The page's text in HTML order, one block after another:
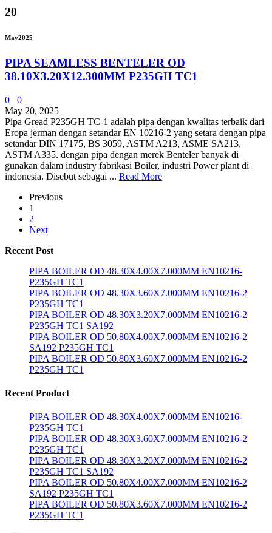
20
May2025
PIPA SEAMLESS BENTELER OD
38.10X3.20X12.300MM P235GH TC1
0
0
May 20, 2025
Pipa Gread P235GH TC-1 adalah pipa dengan kwalitas terbaik dari
Eropa jerman dengan setandar EN 10216-2 yang setara dengan pipa
setandar DIN 17175, BS 3059, ASTM A213, ASME SA213,
ASTM A335. dengan pipa dengan merek Benteler banyak di
gunakan dalam industry fabrikasi Boiler, industri Power plant di
indonesia. Disebut sebagai ... Read More
Previous
1
2
Next
Recent Post
PIPA BOILER OD 48.30X4.00X7.000MM EN10216-
P235GH TC1
PIPA BOILER OD 48.30X3.60X7.000MM EN10216-2
P235GH TC1
PIPA BOILER OD 48.30X3.20X7.000MM EN10216-2
P235GH TC1 SA192
PIPA BOILER OD 50.80X4.00X7.000MM EN10216-2
SA192 P235GH TC1
PIPA BOILER OD 50.80X3.60X7.000MM EN10216-2
P235GH TC1
Recent Product
PIPA BOILER OD 48.30X4.00X7.000MM EN10216-
P235GH TC1
PIPA BOILER OD 48.30X3.60X7.000MM EN10216-2
P235GH TC1
PIPA BOILER OD 48.30X3.20X7.000MM EN10216-2
P235GH TC1 SA192
PIPA BOILER OD 50.80X4.00X7.000MM EN10216-2
SA192 P235GH TC1
PIPA BOILER OD 50.80X3.60X7.000MM EN10216-2
P235GH TC1